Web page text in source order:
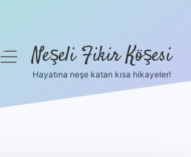
menüyüNeşeli Fikir Köşesi
Hayatına neşe katan kısa hikayeler!